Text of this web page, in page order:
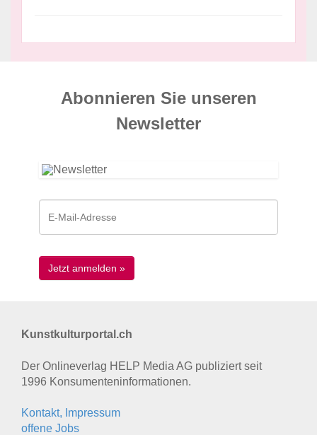
Abonnieren Sie unseren
News­letter
Kunstkulturportal.ch
Der Onlineverlag HELP Media AG publiziert seit
1996 Konsumenten­informationen.
Kontakt, Impressum
offene Jobs